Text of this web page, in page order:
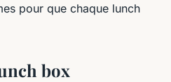
pour que chaque lunch
box